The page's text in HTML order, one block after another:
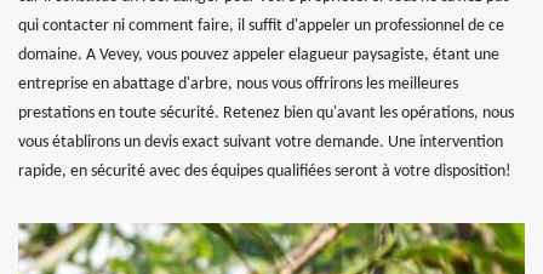
qui contacter ni comment faire, il suffit d'appeler un professionnel de ce
domaine. A Vevey, vous pouvez appeler elagueur paysagiste, étant une
entreprise en abattage d'arbre, nous vous offrirons les meilleures
prestations en toute sécurité. Retenez bien qu'avant les opérations, nous
vous établirons un devis exact suivant votre demande. Une intervention
rapide, en sécurité avec des équipes qualifiées seront à votre disposition!